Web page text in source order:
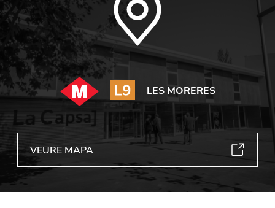
LES MORERES
VEURE MAPA